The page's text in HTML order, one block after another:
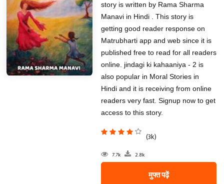
story is written by Rama Sharma
Manavi in Hindi . This story is
getting good reader response on
Matrubharti app and web since it is
published free to read for all readers
online. jindagi ki kahaaniya - 2 is
also popular in Moral Stories in
Hindi and it is receiving from online
readers very fast. Signup now to get
access to this story.
(3k)
7.7k 2.8k
मुफ्त पढ़ें